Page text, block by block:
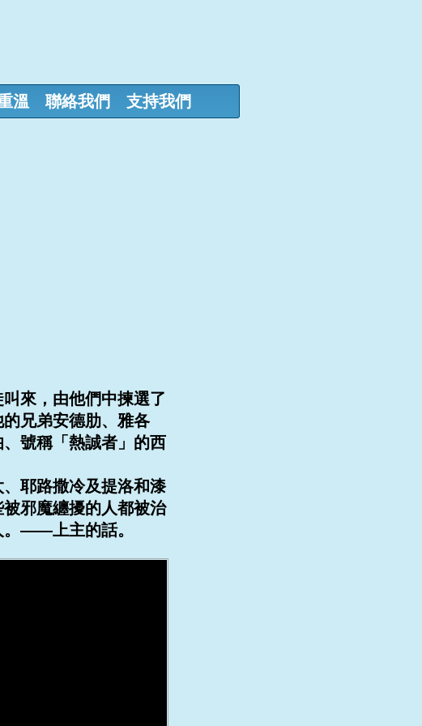
溫 聯絡我們 支持我們
來，由他們中揀選了
兄弟安德肋、雅各
號稱「熱誠者」的西
耶路撒冷及提洛和漆
邪魔纏擾的人都被治
。——上主的話。